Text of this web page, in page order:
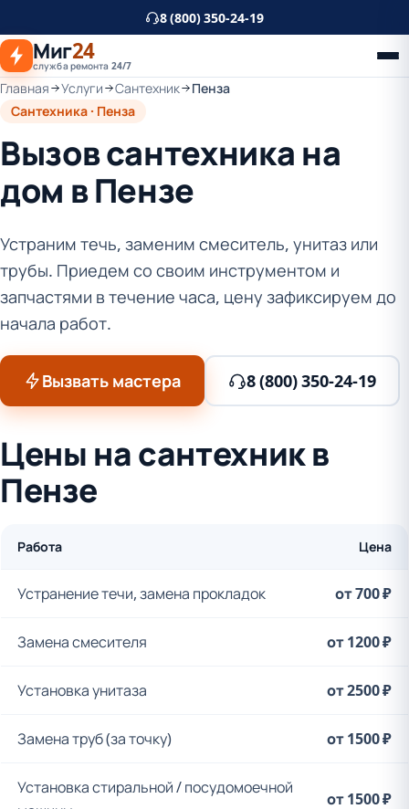
основному
контенту
8 (800) 350-24-19
Миг24
служба ремонта 24/7
Главная Услуги Сантехник
Пенза
Сантехника · Пенза
Вызов сантехника на
дом в Пензе
Устраним течь, заменим смеситель, унитаз или
трубы. Приедем со своим инструментом и
запчастями в течение часа, цену зафиксируем до
начала работ.
Вызвать мастера 8 (800) 350-24-19
Цены на сантехник в
Пензе
Работа Цена
Устранение течи, замена прокладок от 700 ₽
Замена смесителя от 1200 ₽
Установка унитаза от 2500 ₽
Замена труб (за точку) от 1500 ₽
Установка стиральной / посудомоечной
от 1500 ₽